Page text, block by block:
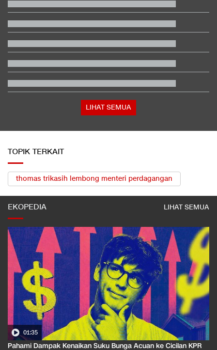
Video Mesum 'Yang Wis Yang' Banyuwangi, Pemeran Pria Jadi
Tersangka
China Resmi Berlakukan UU Persatuan Etnis, Apa Saja Isi dan
Dampaknya?
Wilayah di Negara Tetangga RI Bakal Merdeka, Ini Namanya
Jadwal Singapura vs Indonesia: Kapan, Jam Berapa, Tayang di
Mana?
Banjir Kritik, Panitia Sebut Final Piala Presiden 2026 Direstui
Indosat
TOPIK TERKAIT
EKOPEDIA LIHAT SEMUA